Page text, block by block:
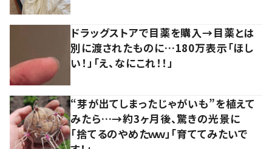
ドラッグストアで目薬を購入→目薬とは
別に渡されたものに…180万表示「ほし
い！」「え、なにこれ！！」
“芽が出てしまったじゃがいも”を植えて
みたら…→約3ヶ月後、驚きの光景に
「捨てるのやめたｗｗ」「育ててみたいで